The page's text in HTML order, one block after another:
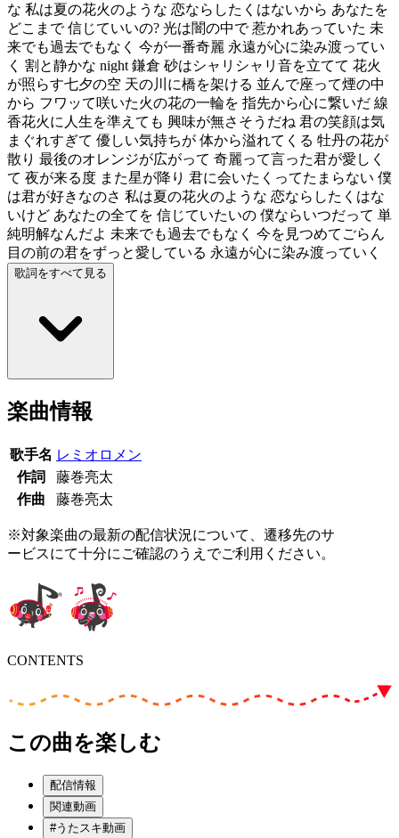
な 私は夏の花火のような 恋ならしたくはないから あなたを
どこまで 信じていいの? 光は闇の中で 惹かれあっていた 未
来でも過去でもなく 今が一番奇麗 永遠が心に染み渡ってい
く 割と静かな night 鎌倉 砂はシャリシャリ音を立てて 花火
が照らす七夕の空 天の川に橋を架ける 並んで座って煙の中
から フワッて咲いた火の花の一輪を 指先から心に繋いだ 線
香花火に人生を準えても 興味が無さそうだね 君の笑顔は気
まぐれすぎて 優しい気持ちが 体から溢れてくる 牡丹の花が
散り 最後のオレンジが広がって 奇麗って言った君が愛しく
て 夜が来る度 また星が降り 君に会いたくってたまらない 僕
は君が好きなのさ 私は夏の花火のような 恋ならしたくはな
いけど あなたの全てを 信じていたいの 僕ならいつだって 単
純明解なんだよ 未来でも過去でもなく 今を見つめてごらん
目の前の君をずっと愛している 永遠が心に染み渡っていく
歌詞をすべて見る
楽曲情報
歌手名 レミオロメン
作詞
藤巻亮太
作曲
藤巻亮太
※対象楽曲の最新の配信状況について、遷移先のサ
ービスにて十分にご確認のうえでご利用ください。
CONTENTS
この曲を楽しむ
配信情報
関連動画
#うたスキ動画